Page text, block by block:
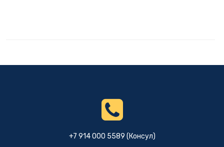
+7 914 000 5589 (Консул)